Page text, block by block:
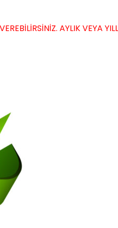
AYLIK VEYA